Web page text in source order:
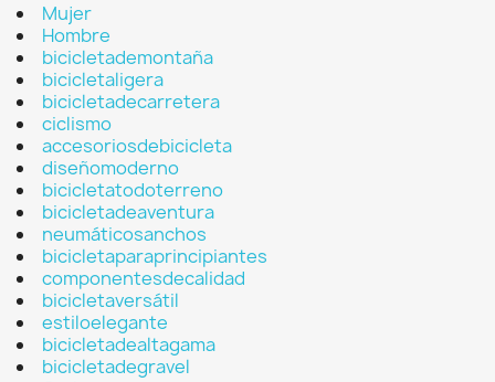
Mujer
Hombre
bicicletademontaña
bicicletaligera
bicicletadecarretera
ciclismo
accesoriosdebicicleta
diseñomoderno
bicicletatodoterreno
bicicletadeaventura
neumáticosanchos
bicicletaparaprincipiantes
componentesdecalidad
bicicletaversátil
estiloelegante
bicicletadealtagama
bicicletadegravel